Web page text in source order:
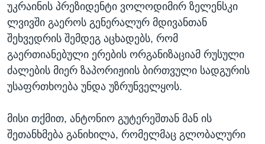
ᲙᲣᲚᲢᲣᲠᲐ
ᲒᲐᲚᲘᲚᲔᲝ
ᲓᲔᲖᲘᲜᲤᲝᲠᲛᲐᲪᲘᲐ
ენები
უკრაინის პრეზიდენტი ვოლოდიმირ ზელენსკი
ლვივში გაეროს გენერალურ მდივანთან
შეხვედრის შემდეგ აცხადებს, რომ
გაერთიანებული ერების ორგანიზაციამ რუსული
ძალების მიერ ზაპორიჟიის ბირთვული სადგურის
უსაფრთხოება უნდა უზრუნველყოს.
მისი თქმით, ანტონიო გუტერეშთან მან ის
შეთანხმება განიხილა, რომელმაც გლობალური